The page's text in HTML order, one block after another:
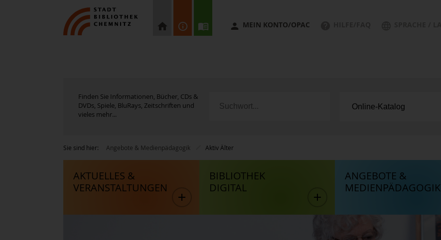
MEIN KONTO/OPAC
Finden Sie Informationen, Bücher, CDs &
DVDs, Spiele, BluRays, Zeitschriften und
vieles mehr...
Sie sind hier: Angebote & Medienpädagogik Aktiv Älter
AKTUELLES &
VERANSTALTUNGEN
BIBLIOTHEK
DIGITAL
ANGEBOTE &
MEDIENPÄDAGOGIK